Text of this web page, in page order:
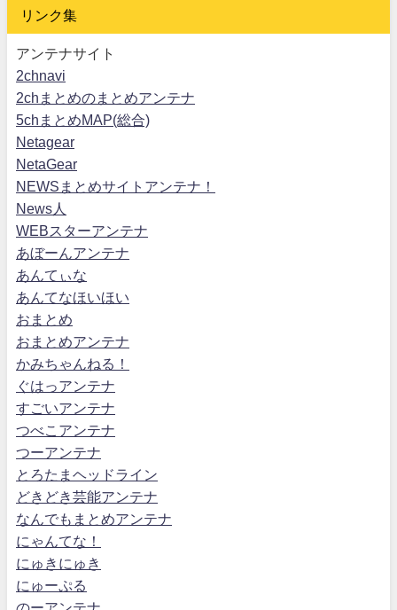
リンク集
アンテナサイト
2chnavi
2chまとめのまとめアンテナ
5chまとめMAP(総合)
Netagear
NetaGear
NEWSまとめサイトアンテナ！
News人
WEBスターアンテナ
あぼーんアンテナ
あんてぃな
あんてなほいほい
おまとめ
おまとめアンテナ
かみちゃんねる！
ぐはっアンテナ
すごいアンテナ
つべこアンテナ
つーアンテナ
とろたまヘッドライン
どきどき芸能アンテナ
なんでもまとめアンテナ
にゃんてな！
にゅきにゅき
にゅーぷる
のーアンテナ